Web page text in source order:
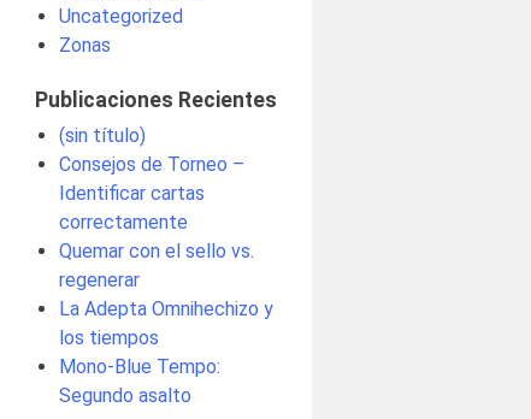
Uncategorized
Zonas
Publicaciones Recientes
(sin título)
Consejos de Torneo –
Identificar cartas
correctamente
Quemar con el sello vs.
regenerar
La Adepta Omnihechizo y
los tiempos
Mono-Blue Tempo:
Segundo asalto